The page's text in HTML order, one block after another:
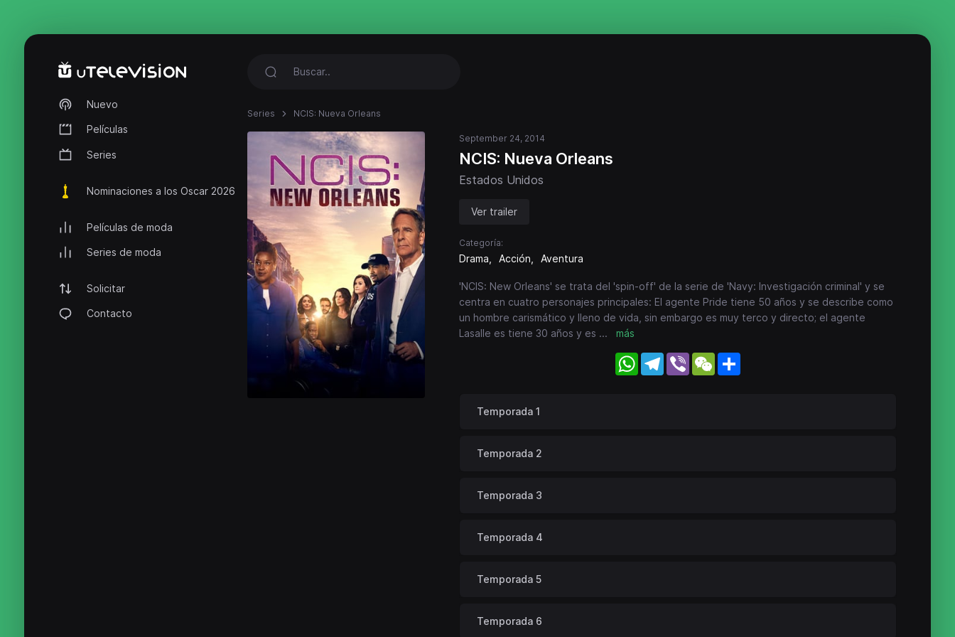
Nuevo
Películas
Series
Nominaciones a los Oscar 2026
Películas de moda
Series de moda
Solicitar
Contacto
Series NCIS: Nueva Orleans
September 24, 2014
NCIS: Nueva Orleans
Estados Unidos
Ver trailer
Categoría:
Drama Acción Aventura
'NCIS: New Orleans' se trata del 'spin-off' de la serie de 'Navy: Investigación criminal' y se
centra en cuatro personajes principales: El agente Pride tiene 50 años y se describe como
un hombre carismático y lleno de vida, sin embargo es muy terco y directo; el agente
Lasalle es tiene 30 años y es ... más
WhatsApp
Telegram
Viber WeChat
Temporada 1
Temporada 2
Temporada 3
Temporada 4
Temporada 5
Temporada 6